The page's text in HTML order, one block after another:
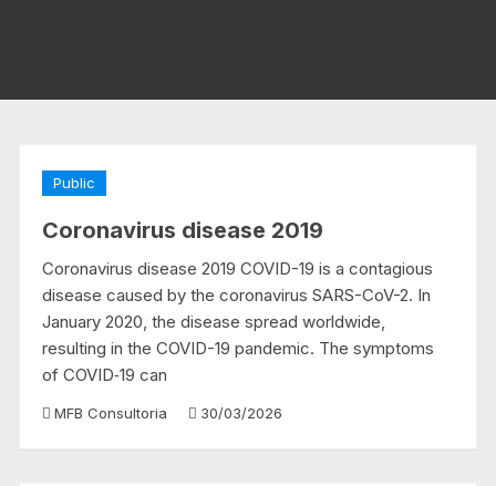
Public
Coronavirus disease 2019
Coronavirus disease 2019 COVID-19 is a contagious
disease caused by the coronavirus SARS-CoV-2. In
January 2020, the disease spread worldwide,
resulting in the COVID-19 pandemic. The symptoms
of COVID‑19 can
MFB Consultoria 30/03/2026